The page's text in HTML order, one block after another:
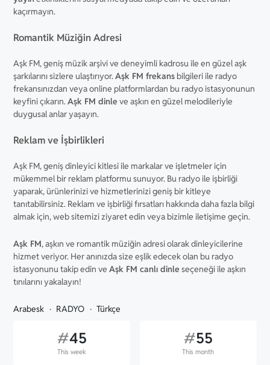
kaçırmayın.
Romantik Müziğin Adresi
Aşk FM, geniş müzik arşivi ve deneyimli kadrosu ile en güzel aşk
şarkılarını sizlere ulaştırıyor.Aşk FM frekans bilgileri ile radyo
frekansınızdan veya online platformlardan bu radyo istasyonunun
keyfini çıkarın.Aşk FM dinle ve aşkın en güzel melodileriyle
duygusal anlar yaşayın.
Reklam ve İşbirlikleri
Aşk FM, geniş dinleyici kitlesi ile markalar ve işletmeler için
mükemmel bir reklam platformu sunuyor. Bu radyo ile işbirliği
yaparak, ürünlerinizi ve hizmetlerinizi geniş bir kitleye
tanıtabilirsiniz. Reklam ve işbirliği fırsatları hakkında daha fazla bilgi
almak için, web sitemizi ziyaret edin veya bizimle iletişime geçin.
Aşk FM, aşkın ve romantik müziğin adresi olarak dinleyicilerine
hizmet veriyor. Her anınızda size eşlik edecek olan bu radyo
istasyonunu takip edin veAşk FM canlı dinle seçeneği ile aşkın
tınılarını yakalayın!
Arabesk RADYO Türkçe
#45
This week
#55
This month